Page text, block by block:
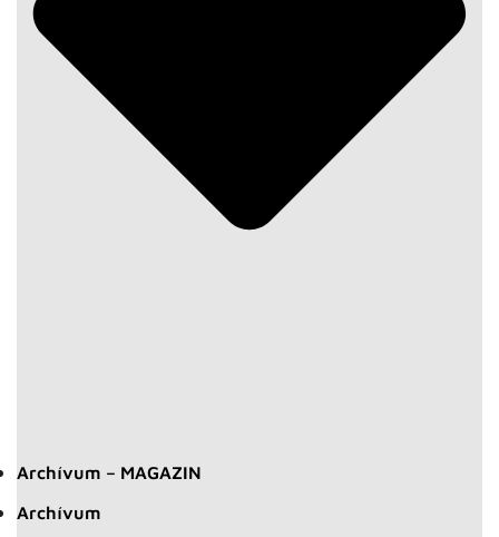
Archívum – MAGAZIN
Archívum